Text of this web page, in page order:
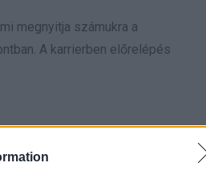
megnyitja számukra a
A karrierben előrelépés
gondoskodjanak a